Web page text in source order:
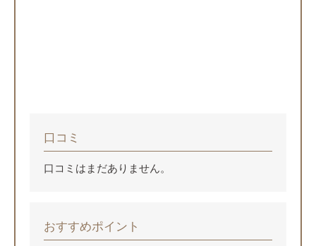
口コミ
口コミはまだありません。
おすすめポイント